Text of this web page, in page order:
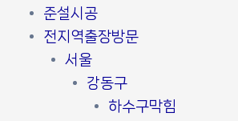
준설시공
전지역출장방문
서울
강동구
하수구막힘